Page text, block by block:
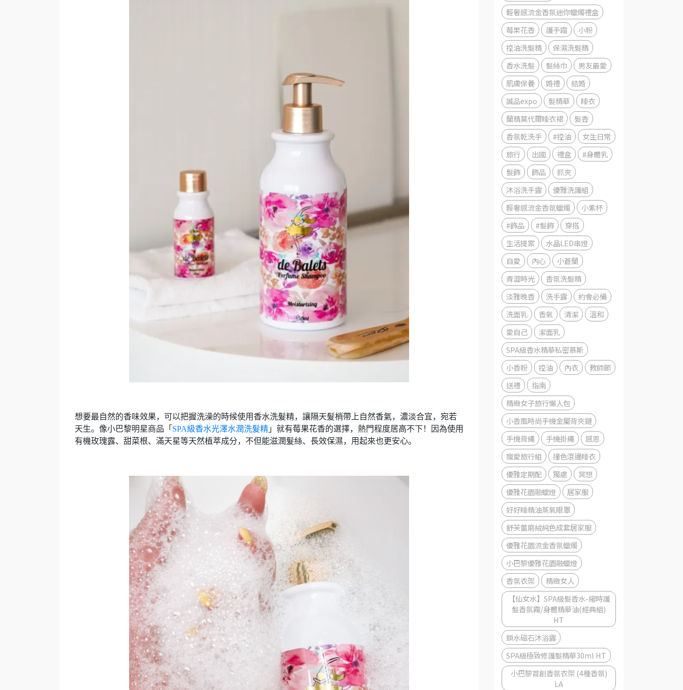
想要最自然的香味效果，可以把握洗澡的時候使用香水洗髮精，讓隔天髮梢帶上自然香氣，濃淡合宜，宛若
天生。像小巴黎明星商品「 SPA級香水光澤水潤洗髮精 」就有莓果花香的選擇，熱門程度居高不下！因為使用
有機玫瑰露、甜菜根、滿天星等天然植萃成分，不但能滋潤髮絲、長效保濕，用起來也更安心。
輕奢感流金香氛迷你蠟燭禮盒
莓果花香
護手霜
小粉
控油洗髮精
保濕洗髮精
香水洗髮
髮絲巾
男友最愛
肌膚保養
婚禮
結婚
誠品expo
髮精華
睡衣
蘭精莫代爾睡衣裙
髮香
香氛乾洗手
#控油
女生日常
旅行
出國 禮盒
#身體乳
髮飾
飾品
抓夾
沐浴洗手露
優雅洗護組
輕奢感流金香氛蠟燭
小紫杯
#飾品
#髮飾
穿搭
生活提案
水晶LED串燈
自愛
內心
小蒼蘭
青澀時光
香氛洗髮精
淡雅晚香
洗手露
約會必備
洗面乳
香氣 清潔
溫和
愛自己
潔面乳
SPA級香水精華私密慕斯
小香粉
控油 內衣
教師節
送禮
指南
精緻女子旅行懶人包
小香風時尚手機金屬背夾鏈
手機背繩
手機掛繩
感恩
寵愛旅行組
撞色滾邊睡衣
優雅定期配
獨處
冥想
優雅花園融蠟燈
居家服
好好睡精油蒸氣眼罩
舒芙蕾磨絨純色成套居家服
優雅花園流金香氛蠟燭
小巴黎優雅花園融蠟燈
香氛衣架
精緻女人
【仙女水】SPA級髮香水-縮時護
髮香氛霧/身體精華油(經典組)
HT
鎖水磁石沐浴露
SPA級極致修護髮精華30ml HT
小巴黎首創香氛衣架 (4種香氛)
LA